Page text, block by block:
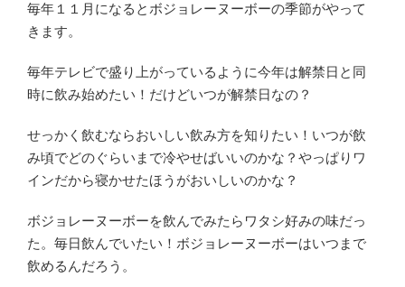
毎年１１月になるとボジョレーヌーボーの季節がやって
きます。
毎年テレビで盛り上がっているように今年は解禁日と同
時に飲み始めたい！だけどいつが解禁日なの？
せっかく飲むならおいしい飲み方を知りたい！いつが飲
み頃でどのぐらいまで冷やせばいいのかな？やっぱりワ
インだから寝かせたほうがおいしいのかな？
ボジョレーヌーボーを飲んでみたらワタシ好みの味だっ
た。毎日飲んでいたい！ボジョレーヌーボーはいつまで
飲めるんだろう。